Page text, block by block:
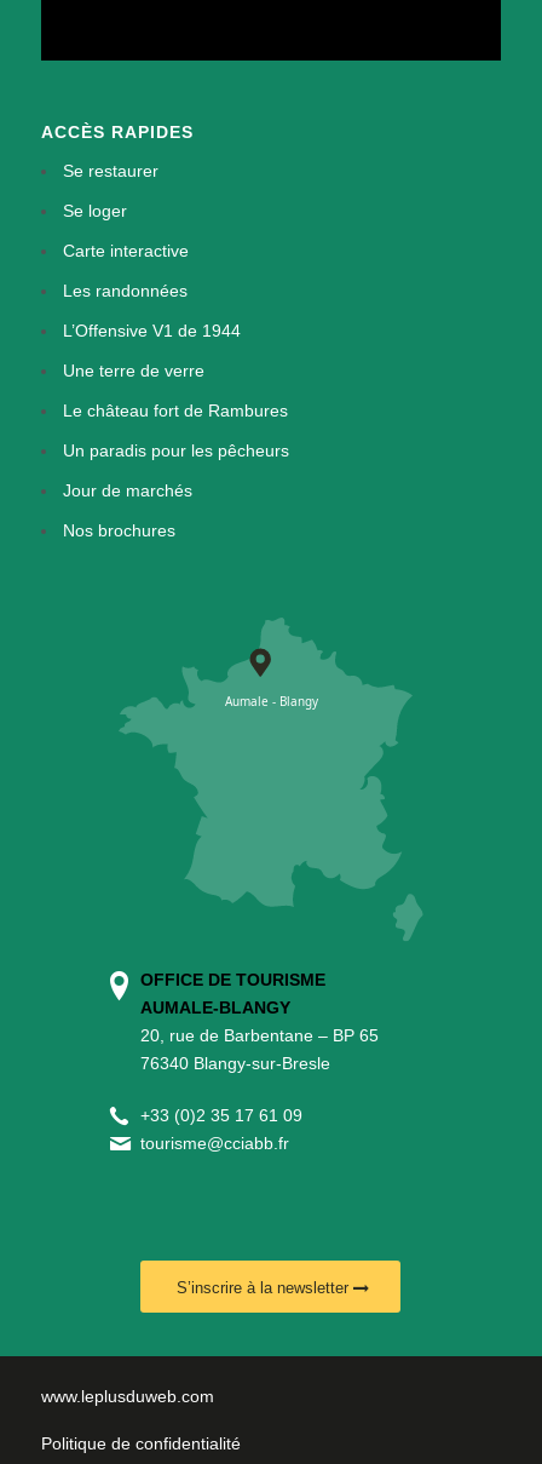
ACCÈS RAPIDES
Se restaurer
Se loger
Carte interactive
Les randonnées
L’Offensive V1 de 1944
Une terre de verre
Le château fort de Rambures
Un paradis pour les pêcheurs
Jour de marchés
Nos brochures
OFFICE DE TOURISME
AUMALE-BLANGY
20, rue de Barbentane – BP 65
76340 Blangy-sur-Bresle
+33 (0)2 35 17 61 09
tourisme@cciabb.fr
S’inscrire à la newsletter
www.leplusduweb.com
Politique de confidentialité